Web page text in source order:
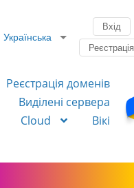
Українська
Вхід
Реєстрація
Реєстрація доменів
Виділені сервера
Cloud
Вікі